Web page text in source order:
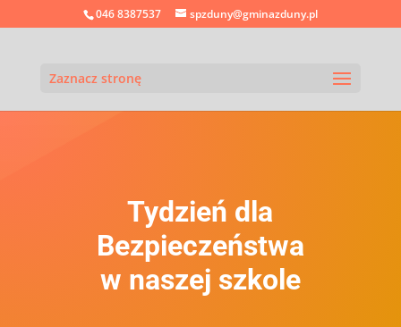
046 8387537 spzduny@gminazduny.pl
Zaznacz stronę
Tydzień dla
Bezpieczeństwa
w naszej szkole